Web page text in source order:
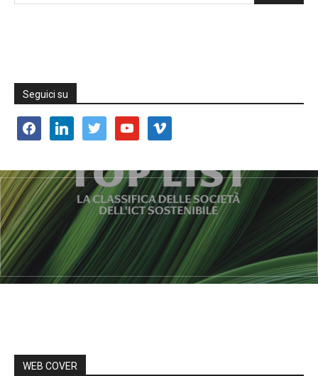
Seguici su
facebooklinkedin twitter youtube vimeo
WEB COVER